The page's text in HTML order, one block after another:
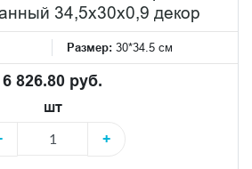
34,5x30x0,9 декор
Размер: 30*34.5 см
6 826.80 руб.
шт
+